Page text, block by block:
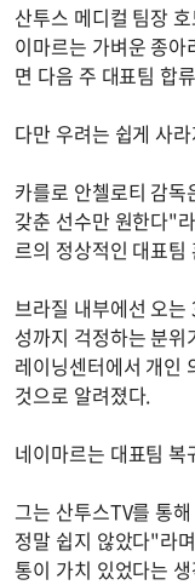
산투스 메디컬 팀장
이마르는 가벼운 종
면 다음 주 대표팀 합
다만 우려는 쉽게 사
카를로 안첼로티 감
갖춘 선수만 원한다"
르의 정상적인 대표
브라질 내부에선 오
성까지 걱정하는 분
레이닝센터에서 개인
것으로 알려졌다.
네이마르는 대표팀
그는 산투스TV를 통
정말 쉽지 않았다"라
통이 가치 있었다는